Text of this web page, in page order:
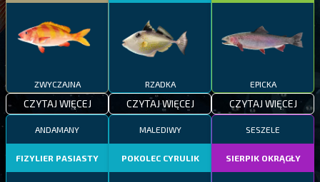
ZWYCZAJNA
CZYTAJ WIĘCEJ
RZADKA
CZYTAJ WIĘCEJ
EPICKA
CZYTAJ WIĘCEJ
ANDAMANY
FIZYLIER PASIASTY
MALEDIWY
POKOLEC CYRULIK
SESZELE
SIERPIK OKRĄGŁY